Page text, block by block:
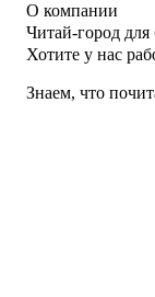
О компании
Читай-город для
Хотите у нас
Знаем, что